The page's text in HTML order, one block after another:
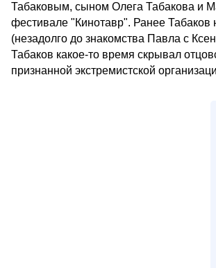
Табаковым, сыном Олега Табакова и
фестивале "Кинотавр". Ранее Табаков
(незадолго до знакомства Павла с
Табаков какое-то время скрывал
признанной экстремистской